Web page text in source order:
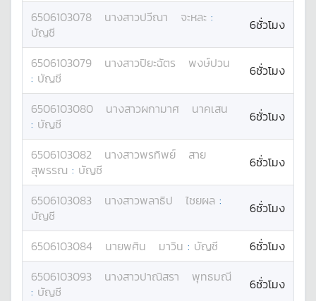
6506103078 นางสาวปวีณา จะหละ :
บัญชี
6ชั่วโมง
6506103079 นางสาวปิยะฉัตร
พงษ์ปวน
: บัญชี 6ชั่วโมง
6506103080 นางสาวผกามาศ
นาคเสน
: บัญชี 6ชั่วโมง
6506103082 นางสาวพรทิพย์
สาย
สุพรรณ : บัญชี 6ชั่วโมง
6506103083 นางสาวพลาธิป ไชยผล :
บัญชี
6ชั่วโมง
6506103084 นายพศิน มาวิน : บัญชี
6ชั่วโมง
6506103093
นางสาวปาณิสรา
พุทธมณี
: บัญชี 6ชั่วโมง